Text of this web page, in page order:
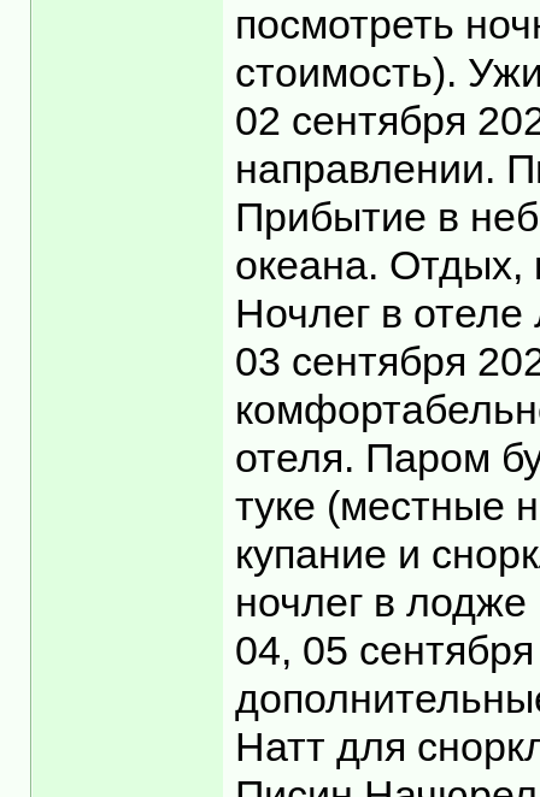
посмотреть
стоимость).
02 сентября
направлении.
Прибытие в
океана. Отдых,
Ночлег в
03 сентября
отеля. Паром
туке (местные
купание и
ночлег в
04, 05
Натт для